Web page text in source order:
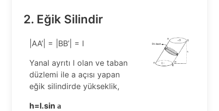
2. Eğik Silindir
|AA’| = |BB’| = l
Yanal ayrıtı l olan ve taban
düzlemi ile a açısı yapan
eğik silindirde yükseklik,
h=l.sin a